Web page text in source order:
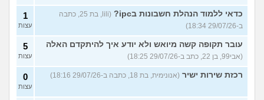
כדאי ללמוד הנהלת חשבונות בipc?
(lili, בת 25, כתבה
ב-29/07/26 18:34)
1
עצות
עובר תקופה קשה מיואש ולא יודע איך להיתקדם האלה
(אבי99, בן 22, כתב ב-29/07/26 18:25)
5
עצות
רכזת שירות ישיר (אנונימית, בת 18, כתבה ב-29/07/26 18:16) 0
עצות